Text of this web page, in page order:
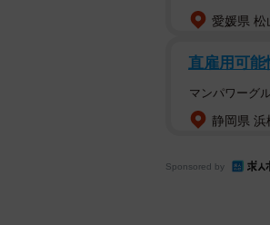
愛媛県 松
直雇用可能
マンパワーグ
静岡県 浜
Sponsored by